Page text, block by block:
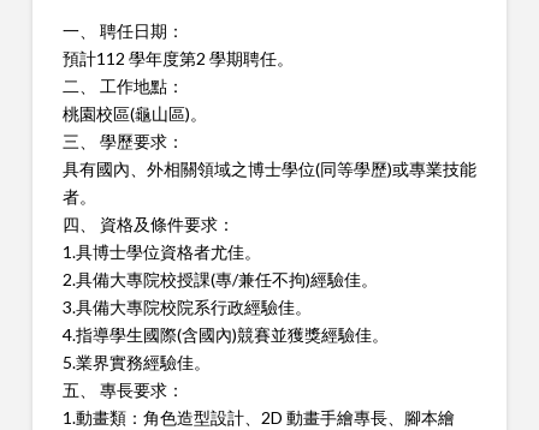
一、 聘任日期：
預計112 學年度第2 學期聘任。
二、 工作地點：
桃園校區(龜山區)。
三、 學歷要求：
具有國內、外相關領域之博士學位(同等學歷)或專業技能
者。
四、 資格及條件要求：
1.具博士學位資格者尤佳。
2.具備大專院校授課(專/兼任不拘)經驗佳。
3.具備大專院校院系行政經驗佳。
4.指導學生國際(含國內)競賽並獲獎經驗佳。
5.業界實務經驗佳。
五、 專長要求：
1.動畫類：角色造型設計、2D 動畫手繪專長、腳本繪